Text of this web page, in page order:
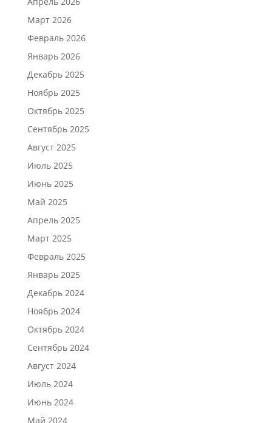
Март 2026
Февраль 2026
Январь 2026
Декабрь 2025
Ноябрь 2025
Октябрь 2025
Сентябрь 2025
Август 2025
Июль 2025
Июнь 2025
Май 2025
Апрель 2025
Март 2025
Февраль 2025
Январь 2025
Декабрь 2024
Ноябрь 2024
Октябрь 2024
Сентябрь 2024
Август 2024
Июль 2024
Июнь 2024
Май 2024